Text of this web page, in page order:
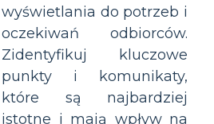
wyświetlania do potrzeb i
oczekiwań odbiorców.
Zidentyfikuj kluczowe
punkty i komunikaty,
które są najbardziej
istotne i mają wpływ na